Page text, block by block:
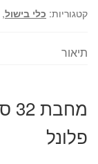
קטגוריות: כלי בישול,
תיאור
פלונל